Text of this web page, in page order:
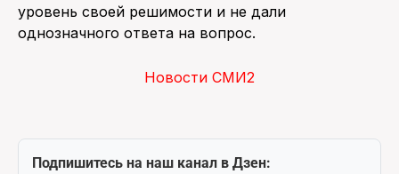
уровень своей решимости и не дали
однозначного ответа на вопрос.
Новости СМИ2
Подпишитесь на наш канал в Дзен: